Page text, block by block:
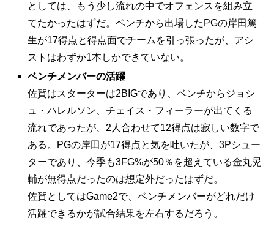
としては、もう少し流れの中でオフェンスを組み立
てたかったはずだ。ベンチから出場したPGの岸田篤
生が17得点と得点面でチームを引っ張ったが、アシ
ストはわずか1本しかできていない。
ベンチメンバーの活躍
佐賀はスターターは2BIGであり、ベンチからジョシ
ュ・ハレルソン、チェイス・フィーラーが出てくる
流れであったが、2人合わせて12得点は寂しい数字で
ある。PGの岸田が17得点と気を吐いたが、3Pシュー
ターであり、今季も3FG%が50％を超えている金丸晃
輔が無得点だったのは想定外だったはずだ。
佐賀としてはGame2で、ベンチメンバーがどれだけ
活躍できるかが試合結果を左右するだろう。